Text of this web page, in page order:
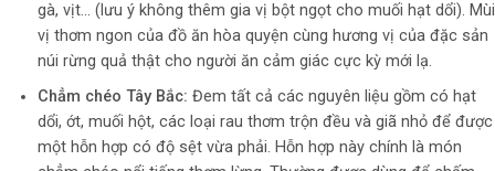
gà, vịt… (lưu ý không thêm gia vị bột ngọt cho muối hạt dổi). Mùi
vị thơm ngon của đồ ăn hòa quyện cùng hương vị của đặc sản
núi rừng quả thật cho người ăn cảm giác cực kỳ mới lạ.
Chẳm chéo Tây Bắc: Đem tất cả các nguyên liệu gồm có hạt
dổi, ớt, muối hột, các loại rau thơm trộn đều và giã nhỏ để được
một hỗn hợp có độ sệt vừa phải. Hỗn hợp này chính là món